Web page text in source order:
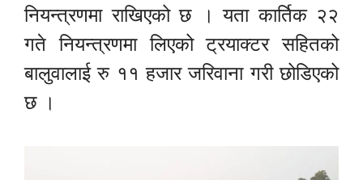
नियन्त्रणमा राखिएको छ । यता कार्तिक २२
गते नियन्त्रणमा लिएको ट्रयाक्टर सहितको
बालुवालाई रु ११ हजार जरिवाना गरी छोडिएको
छ ।